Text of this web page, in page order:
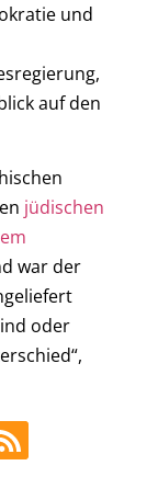
und
auf den
jüdischen
war der
oder